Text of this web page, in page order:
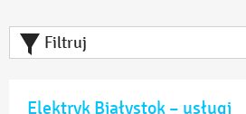
Filtruj
Elektryk Białystok – usługi